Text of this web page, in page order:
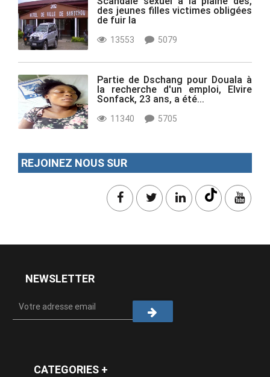
des jeunes filles victimes obligées
de fuir la
13553 5079
Partie de Dschang pour Douala à
la recherche d'un emploi, Elvire
Sonfack, 23 ans, a été...
11340 5705
REJOINEZ NOUS SUR
NEWSLETTER
CATEGORIES +